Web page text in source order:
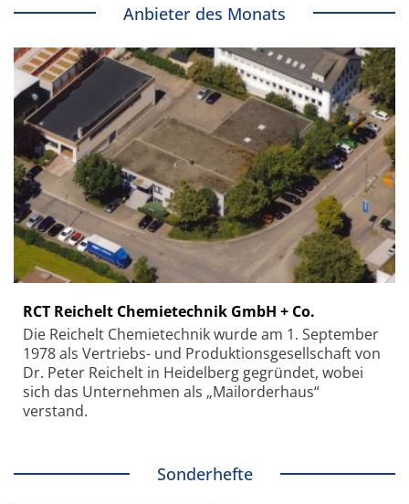
Anbieter des Monats
RCT Reichelt Chemietechnik GmbH + Co.
Die Reichelt Chemietechnik wurde am 1. September
1978 als Vertriebs- und Produktionsgesellschaft von
Dr. Peter Reichelt in Heidelberg gegründet, wobei
sich das Unternehmen als „Mailorderhaus“
verstand.
Sonderhefte